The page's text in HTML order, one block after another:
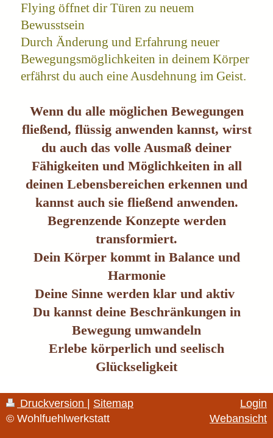
Flying öffnet dir Türen zu neuem
Bewusstsein
Durch Änderung und Erfahrung neuer
Bewegungsmöglichkeiten in deinem Körper
erfährst du auch eine Ausdehnung im Geist.
Wenn du alle möglichen Bewegungen
fließend, flüssig anwenden kannst, wirst
du auch das volle Ausmaß deiner
Fähigkeiten und Möglichkeiten in all
deinen Lebensbereichen erkennen und
kannst auch sie fließend anwenden.
Begrenzende Konzepte werden
transformiert.
Dein Körper kommt in Balance und
Harmonie
Deine Sinne werden klar und aktiv
Du kannst deine Beschränkungen in
Bewegung umwandeln
Erlebe körperlich und seelisch
Glückseligkeit
Druckversion
Sitemap
© Wohlfuehlwerkstatt
Login
Webansicht